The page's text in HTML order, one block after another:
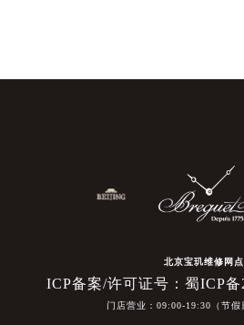
北京宝玑维修网点
ICP备案/许可证号：蜀ICP备
门店营业：09:00-19:30（节假